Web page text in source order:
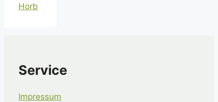
Horb
Service
Impressum